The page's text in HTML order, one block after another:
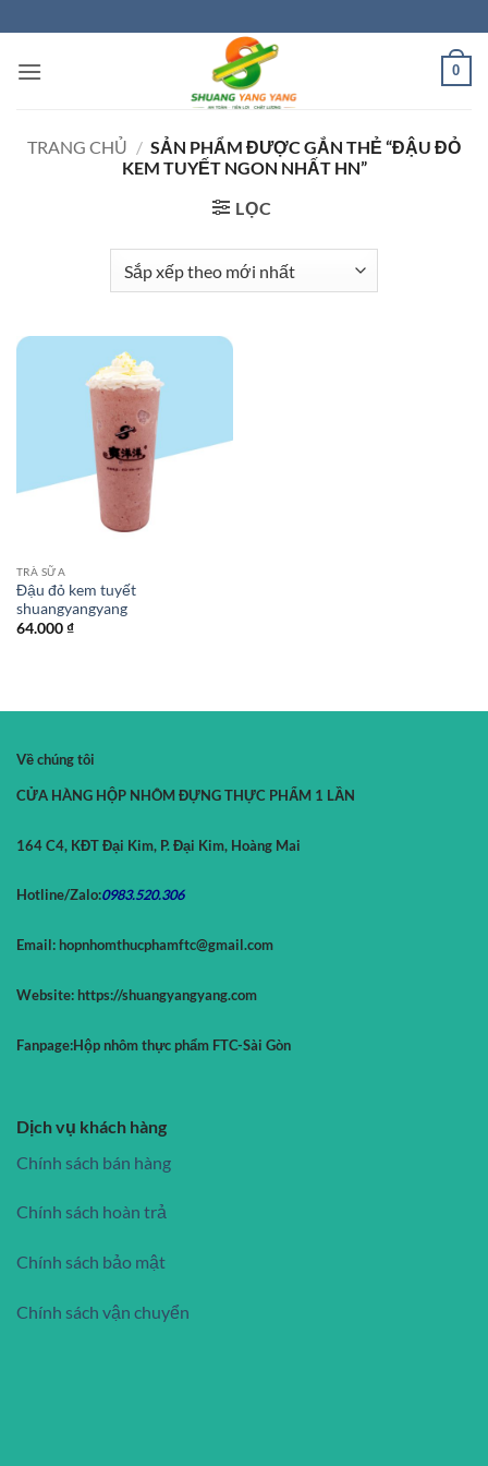
qua
nội
0
TRANG CHỦ / SẢN PHẨM ĐƯỢC GẮN THẺ “ĐẬU ĐỎ
KEM TUYẾT NGON NHẤT HN”
LỌC
TRÀ SỮA
Đậu đỏ kem tuyết
shuangyangyang
64.000₫
Về chúng tôi
CỬA HÀNG HỘP NHÔM ĐỰNG THỰC PHẨM 1 LẦN
164 C4, KĐT Đại Kim, P. Đại Kim, Hoàng Mai
Hotline/Zalo:0983.520.306
Email: hopnhomthucphamftc@gmail.com
Website: https://shuangyangyang.com
Fanpage:Hộp nhôm thực phẩm FTC-Sài Gòn
Dịch vụ khách hàng
Chính sách bán hàng
Chính sách hoàn trả
Chính sách bảo mật
Chính sách vận chuyển